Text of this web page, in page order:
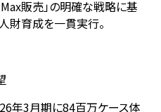
販売」の明確な戦略に基
財育成を一貫実行。
年3月期に84百万ケース体